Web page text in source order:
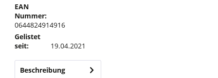
EAN
Nummer:
0644824914916
Gelistet
seit:
19.04.2021
Beschreibung